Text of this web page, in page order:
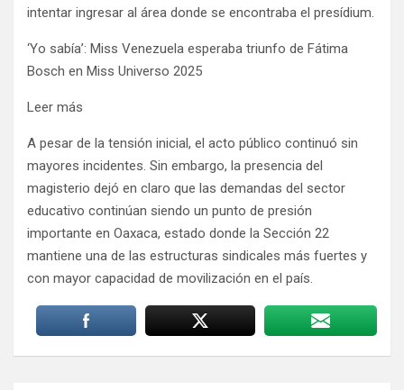
intentar ingresar al área donde se encontraba el presídium.
‘Yo sabía’: Miss Venezuela esperaba triunfo de Fátima
Bosch en Miss Universo 2025
Leer más
A pesar de la tensión inicial, el acto público continuó sin
mayores incidentes. Sin embargo, la presencia del
magisterio dejó en claro que las demandas del sector
educativo continúan siendo un punto de presión
importante en Oaxaca, estado donde la Sección 22
mantiene una de las estructuras sindicales más fuertes y
con mayor capacidad de movilización en el país.